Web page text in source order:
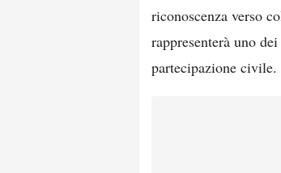
riconoscenza verso
rappresenterà uno
partecipazione civile.